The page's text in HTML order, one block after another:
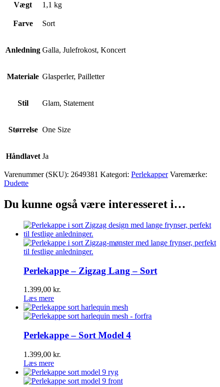
Vægt 1,1 kg
Farve Sort
Anledning Galla, Julefrokost, Koncert
Materiale Glasperler, Pailletter
Stil Glam, Statement
Størrelse One Size
Håndlavet Ja
Varenummer (SKU): 2649381 Kategori: Perlekapper Varemærke:
Dudette
Du kunne også være interesseret i…
Perlekappe – Zigzag Lang – Sort
1.399,00 kr.
Læs mere
Perlekappe – Sort Model 4
1.399,00 kr.
Læs mere